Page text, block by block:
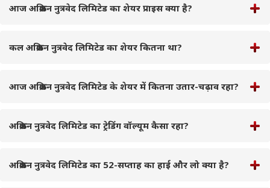
आज अक्रिशन नुत्रवेद लिमिटेड का शेयर प्राइस क्या है?
कल अक्रिशन नुत्रवेद लिमिटेड का शेयर कितना था?
आज अक्रिशन नुत्रवेद लिमिटेड के शेयर में कितना उतार-चढ़ाव रहा?
अक्रिशन नुत्रवेद लिमिटेड का ट्रेडिंग वॉल्यूम कैसा रहा?
अक्रिशन नुत्रवेद लिमिटेड का 52-सप्ताह का हाई और लो क्या है?